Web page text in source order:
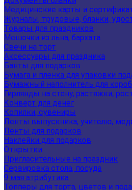
Медицинские карты и
Журналы, трудовые, бланки,
Товары для праздников
Мешочки из льна, бархата
Свечи на торт
Аксессуары для праздника
Банты для подарков
Бумага и пленка для упаковки
Бумажный наполнитель для
Гирлянды на стену, растяжки,
Конверт для денег
Копилки, сувениры
Ленты выпускника, учителю,
Ленты для подарков
Наклейки для подарков
Открытки
Пригласительные на праздник
Сервировка стола, посуда
9 мая атрибутика
Топперы для торта, цветов и